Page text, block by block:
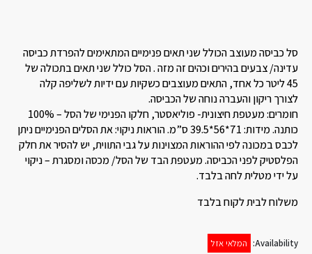
סל כביסה מעוצב הכולל שני תאים פנימיים המתאימים להפרדת כביסה
עדינה/ צבעים בהירים וכהים זה מזה . הסל כולל שני תאים בתכולה של
45 ליטר כל אחד, התאים מעוצבים כשקיות עם ידיות לשליפה קלה
לצורך ריקון והעברה נוחה של הכביסה.
חומרים: מעטפת חיצונית- פוליאסטר, חלקו הפנימי של הסל – 100%
כותנה. מידות: 71*56*39.5 ס”מ. הוראות ניקוי: את הסלים הפנימיים ניתן
לכבס במכונה לפי ההוראות המצוינות על גבי התווית, יש להסיר את חלק
הפלסטיק לפני הכביסה. מעטפת הבד של הסל/ מכסה ומסגרת – ניקוי
על ידי מטלית לחה בלבד.
משלוח לבית לקוח בלבד
Availability:
המלאי אזל